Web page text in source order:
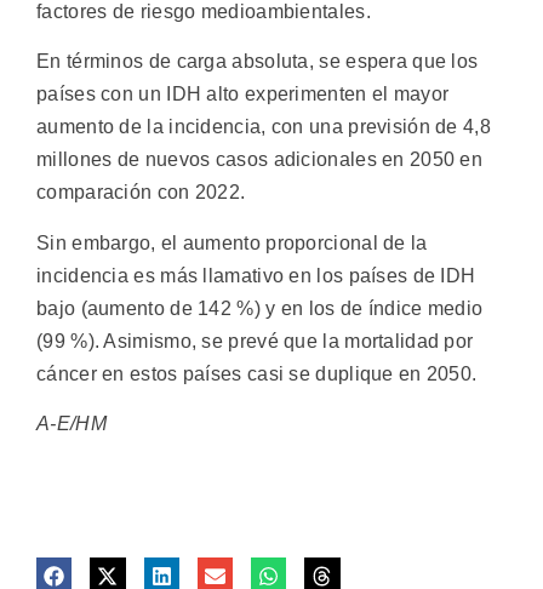
factores de riesgo medioambientales.
En términos de carga absoluta, se espera que los
países con un IDH alto experimenten el mayor
aumento de la incidencia, con una previsión de 4,8
millones de nuevos casos adicionales en 2050 en
comparación con 2022.
Sin embargo, el aumento proporcional de la
incidencia es más llamativo en los países de IDH
bajo (aumento de 142 %) y en los de índice medio
(99 %). Asimismo, se prevé que la mortalidad por
cáncer en estos países casi se duplique en 2050.
A-E/HM